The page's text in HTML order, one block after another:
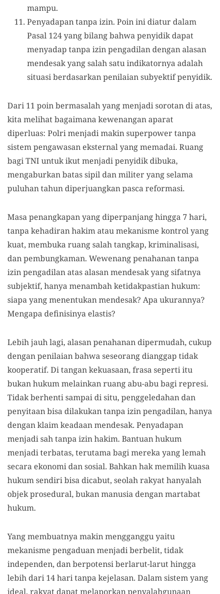
mampu.
Penyadapan tanpa izin. Poin ini diatur dalam
Pasal 124 yang bilang bahwa penyidik dapat
menyadap tanpa izin pengadilan dengan alasan
mendesak yang salah satu indikatornya adalah
situasi berdasarkan penilaian subyektif penyidik.
Dari 11 poin bermasalah yang menjadi sorotan di atas,
kita melihat bagaimana kewenangan aparat
diperluas: Polri menjadi makin superpower tanpa
sistem pengawasan eksternal yang memadai. Ruang
bagi TNI untuk ikut menjadi penyidik dibuka,
mengaburkan batas sipil dan militer yang selama
puluhan tahun diperjuangkan pasca reformasi.
Masa penangkapan yang diperpanjang hingga 7 hari,
tanpa kehadiran hakim atau mekanisme kontrol yang
kuat, membuka ruang salah tangkap, kriminalisasi,
dan pembungkaman. Wewenang penahanan tanpa
izin pengadilan atas alasan mendesak yang sifatnya
subjektif, hanya menambah ketidakpastian hukum:
siapa yang menentukan mendesak? Apa ukurannya?
Mengapa definisinya elastis?
Lebih jauh lagi, alasan penahanan dipermudah, cukup
dengan penilaian bahwa seseorang dianggap tidak
kooperatif. Di tangan kekuasaan, frasa seperti itu
bukan hukum melainkan ruang abu-abu bagi represi.
Tidak berhenti sampai di situ, penggeledahan dan
penyitaan bisa dilakukan tanpa izin pengadilan, hanya
dengan klaim keadaan mendesak. Penyadapan
menjadi sah tanpa izin hakim. Bantuan hukum
menjadi terbatas, terutama bagi mereka yang lemah
secara ekonomi dan sosial. Bahkan hak memilih kuasa
hukum sendiri bisa dicabut, seolah rakyat hanyalah
objek prosedural, bukan manusia dengan martabat
hukum.
Yang membuatnya makin mengganggu yaitu
mekanisme pengaduan menjadi berbelit, tidak
independen, dan berpotensi berlarut-larut hingga
lebih dari 14 hari tanpa kejelasan. Dalam sistem yang
ideal, rakyat dapat melaporkan penyalahgunaan